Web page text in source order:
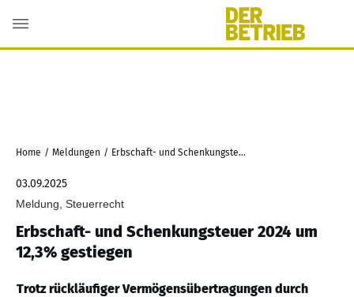
Home / Meldungen / Erbschaft- und Schenkungsteuer 2024 um 12,3% gestiegen
03.09.2025
Meldung, Steuerrecht
Erbschaft- und Schenkungsteuer 2024 um
12,3% gestiegen
Trotz rückläufiger Vermögensübertragungen durch